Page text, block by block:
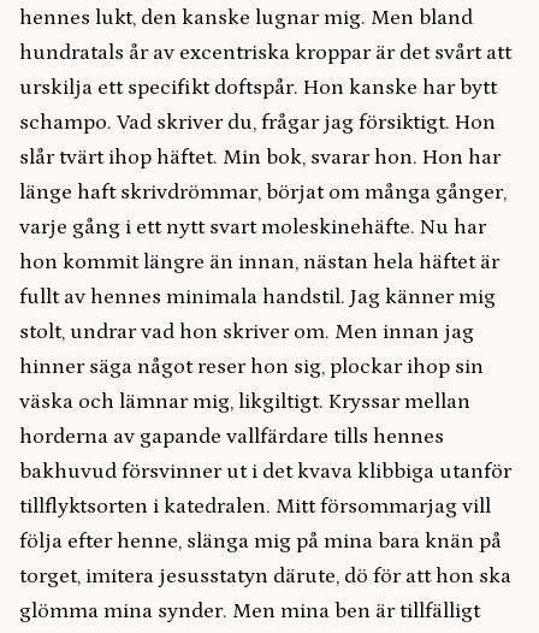
hennes lukt, den kanske lugnar mig. Men bland
hundratals år av excentriska kroppar är det svårt att
urskilja ett specifikt doftspår. Hon kanske har bytt
schampo. Vad skriver du, frågar jag försiktigt. Hon
slår tvärt ihop häftet. Min bok, svarar hon. Hon har
länge haft skrivdrömmar, börjat om många gånger,
varje gång i ett nytt svart moleskinehäfte. Nu har
hon kommit längre än innan, nästan hela häftet är
fullt av hennes minimala handstil. Jag känner mig
stolt, undrar vad hon skriver om. Men innan jag
hinner säga något reser hon sig, plockar ihop sin
väska och lämnar mig, likgiltigt. Kryssar mellan
horderna av gapande vallfärdare tills hennes
bakhuvud försvinner ut i det kvava klibbiga utanför
tillflyktsorten i katedralen. Mitt försommarjag vill
följa efter henne, slänga mig på mina bara knän på
torget, imitera jesusstatyn därute, dö för att hon ska
glömma mina synder. Men mina ben är tillfälligt